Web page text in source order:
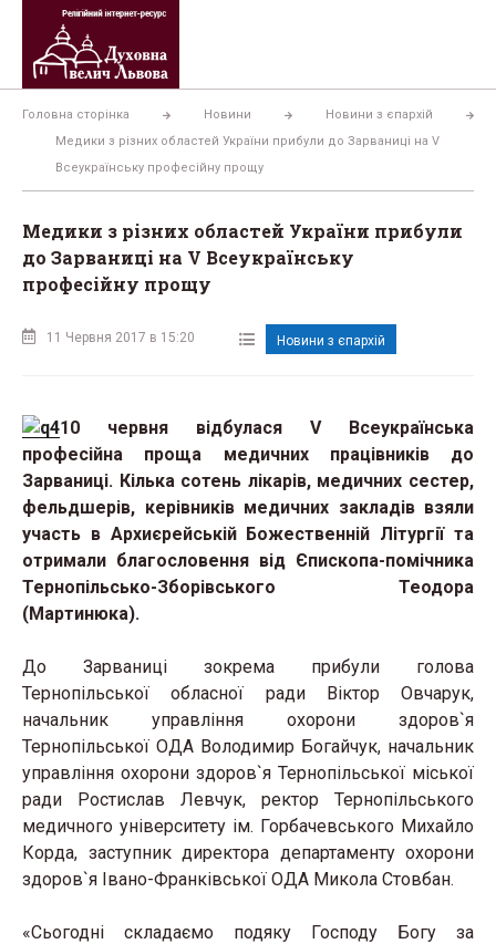
Перейти
вмісту
Головна сторінка Новини
Новини з єпархій
Медики з різних областей України прибули до Зарваниці на V
Всеукраїнську професійну прощу
Медики з різних областей України прибули
до Зарваниці на V Всеукраїнську
професійну прощу
11 Червня 2017 в 15:20 Новини з єпархій
10 червня відбулася V Всеукраїнська
професійна проща медичних працівників до
Зарваниці. Кілька сотень лікарів, медичних сестер,
фельдшерів, керівників медичних закладів взяли
участь в Архиєрейській Божественній Літургії та
отримали благословення від Єпископа-помічника
Тернопільсько-Зборівського Теодора
(Мартинюка).
До Зарваниці зокрема прибули голова
Тернопільської обласної ради Віктор Овчарук,
начальник управління охорони здоров`я
Тернопільської ОДА Володимир Богайчук, начальник
управління охорони здоров`я Тернопільської міської
ради Ростислав Левчук, ректор Тернопільського
медичного університету ім. Горбачевського Михайло
Корда, заступник директора департаменту охорони
здоров`я Івано-Франківської ОДА Микола Стовбан.
«Сьогодні складаємо подяку Господу Богу за